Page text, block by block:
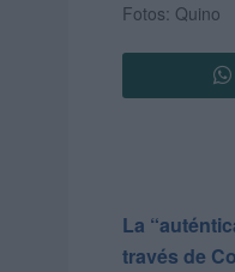
Fotos: Quino
La
través de